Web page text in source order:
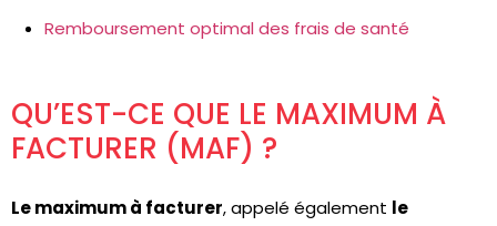
Remboursement optimal des frais de santé
QU’EST-CE QUE LE MAXIMUM À
FACTURER (MAF) ?
Le maximum à facturer, appelé également le